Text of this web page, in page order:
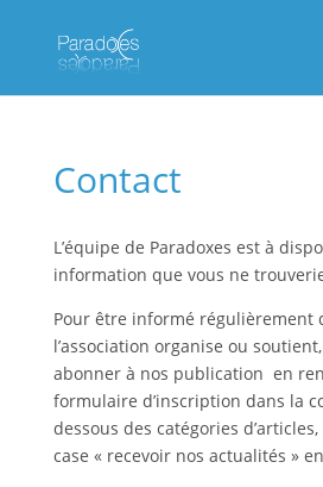
Contact
L’équipe de Paradoxes est à
information que vous ne
Pour être informé régulièrement
l’association organise ou
abonner à nos publication en
formulaire d’inscription dans la
dessous des catégories
case « recevoir nos actualités »